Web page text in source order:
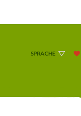
SPRACHE